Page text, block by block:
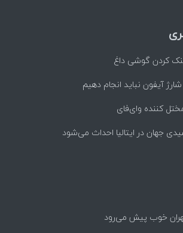
کردن گوشی داغ
آیفون نباید انجام دهیم
کننده وای‌فای
جهان در ایتالیا احداث می‌شود
خوب پیش می‌رود